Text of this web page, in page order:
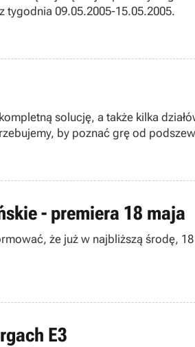
tygodnia 09.05.2005-15.05.2005.
solucję, a także kilka
by poznać grę od
- premiera 18 maja
że już w najbliższą środę,
E3